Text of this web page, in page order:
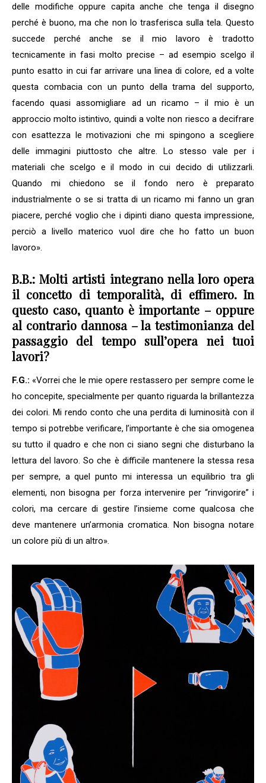
delle modifiche oppure capita anche che tenga il disegno
perché è buono, ma che non lo trasferisca sulla tela. Questo
succede perché anche se il mio lavoro è tradotto
tecnicamente in fasi molto precise – ad esempio scelgo il
punto esatto in cui far arrivare una linea di colore, ed a volte
questa combacia con un punto della trama del supporto,
facendo quasi assomigliare ad un ricamo – il mio è un
approccio molto istintivo, quindi a volte non riesco a decifrare
con esattezza le motivazioni che mi spingono a scegliere
delle immagini piuttosto che altre. Lo stesso vale per i
materiali che scelgo e il modo in cui decido di utilizzarli.
Quando mi chiedono se il fondo nero è preparato
industrialmente o se si tratta di un ricamo mi fanno un gran
piacere, perché voglio che i dipinti diano questa impressione,
perciò a livello materico vuol dire che ho fatto un buon
lavoro».
B.B.: Molti artisti integrano nella loro opera
il concetto di temporalità, di effimero. In
questo caso, quanto è importante – oppure
al contrario dannosa – la testimonianza del
passaggio del tempo sull’opera nei tuoi
lavori?
F.G.: «Vorrei che le mie opere restassero per sempre come le
ho concepite, specialmente per quanto riguarda la brillantezza
dei colori. Mi rendo conto che una perdita di luminosità con il
tempo si potrebbe verificare, l’importante è che sia omogenea
su tutto il quadro e che non ci siano segni che disturbano la
lettura del lavoro. So che è difficile mantenere la stessa resa
per sempre, a quel punto mi interessa un equilibrio tra gli
elementi, non bisogna per forza intervenire per “rinvigorire” i
colori, ma cercare di gestire l’insieme come qualcosa che
deve mantenere un’armonia cromatica. Non bisogna notare
un colore più di un altro».